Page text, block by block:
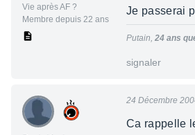
Vie après AF ?
Membre depuis 22 ans
Je passerai
Putain, 24 ans
signaler
24 Décembre
Ca rappelle